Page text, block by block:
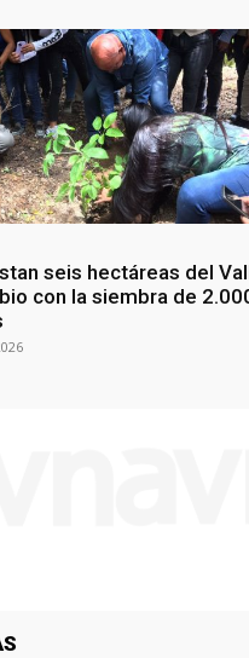
seis hectáreas del
con la siembra de